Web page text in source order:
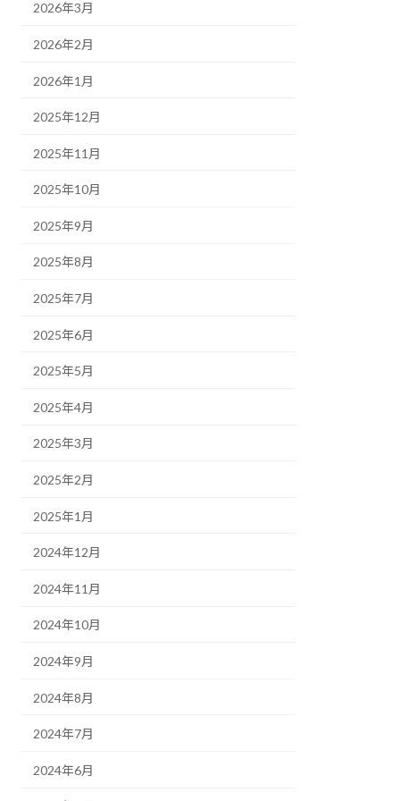
2026年3月
2026年2月
2026年1月
2025年12月
2025年11月
2025年10月
2025年9月
2025年8月
2025年7月
2025年6月
2025年5月
2025年4月
2025年3月
2025年2月
2025年1月
2024年12月
2024年11月
2024年10月
2024年9月
2024年8月
2024年7月
2024年6月